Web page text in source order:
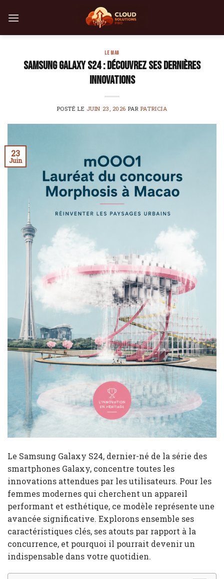
LE MAG
Samsung Galaxy S24 : découvrez ses dernières
innovations
POSTÉ LE JUIN 23, 2026 PAR PATRICIA
23
Juin
Le Samsung Galaxy S24, dernier-né de la série des
smartphones Galaxy, concentre toutes les
innovations attendues par les utilisateurs. Pour les
femmes modernes qui cherchent un appareil
performant et esthétique, ce modèle représente une
avancée significative. Explorons ensemble ses
caractéristiques clés, ses atouts par rapport à la
concurrence, et pourquoi il pourrait devenir un
indispensable dans votre quotidien.